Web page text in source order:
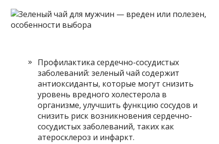
Профилактика сердечно-сосудистых
заболеваний: зеленый чай содержит
антиоксиданты, которые могут снизить
уровень вредного холестерола в
организме, улучшить функцию сосудов и
снизить риск возникновения сердечно-
сосудистых заболеваний, таких как
атеросклероз и инфаркт.